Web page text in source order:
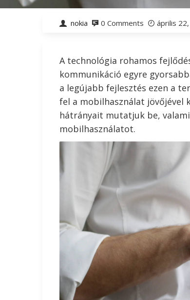
nokia 0 Comments április
A technológia rohamos
kommunikáció egyre
a legújabb fejlesztés ezen a
fel a mobilhasználat jövőjével
hátrányait mutatjuk be,
mobilhasználatot.